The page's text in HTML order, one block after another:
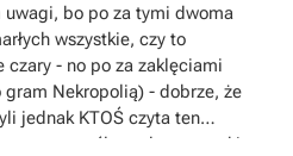
uwagi, bo po za tymi dwoma
wszystkie, czy to
czary - no po za zaklęciami
gram Nekropolią) - dobrze, że
jednak KTOŚ czyta ten
to wyślę to do poprawki,